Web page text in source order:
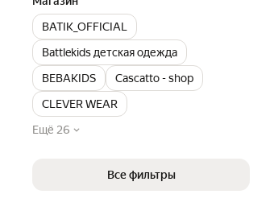
BATIK_OFFICIAL
Battlekids детская одежда
BEBAKIDS
Cascatto - shop
CLEVER WEAR
Ещё 26
Все фильтры